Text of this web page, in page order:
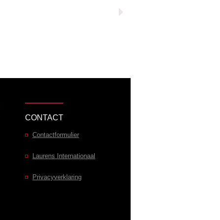
CONTACT
Contactformulier
Laurens Internationaal
Privacyverklaring